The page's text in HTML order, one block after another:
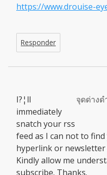
https://www.drouise-
Responder
จุดด่างด
I?¦ll
immediately
snatch your rss
feed as I can not to
hyperlink or newsletter
Kindly allow me
subscribe. Thanks.